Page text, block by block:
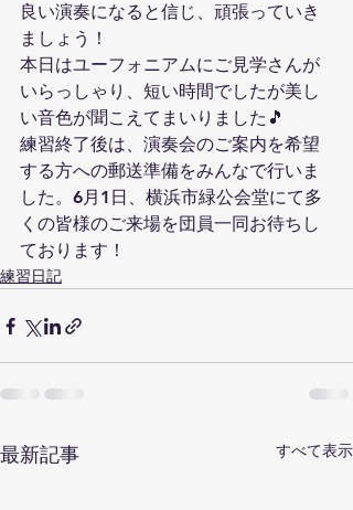
良い演奏になると信じ、頑張っていき
ましょう！
本日はユーフォニアムにご見学さんが
いらっしゃり、短い時間でしたが美し
い音色が聞こえてまいりました🎵
練習終了後は、演奏会のご案内を希望
する方への郵送準備をみんなで行いま
した。6月1日、横浜市緑公会堂にて多
くの皆様のご来場を団員一同お待ちし
ております！
練習日記
最新記事 すべて表示